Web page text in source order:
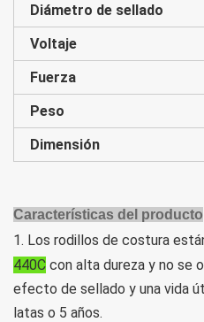
Diámetro de sellado
Voltaje
Fuerza
Peso
Dimensión
Características del producto
1. Los rodillos de costura
440C con alta dureza y no se
efecto de sellado y una vida
latas o 5 años.